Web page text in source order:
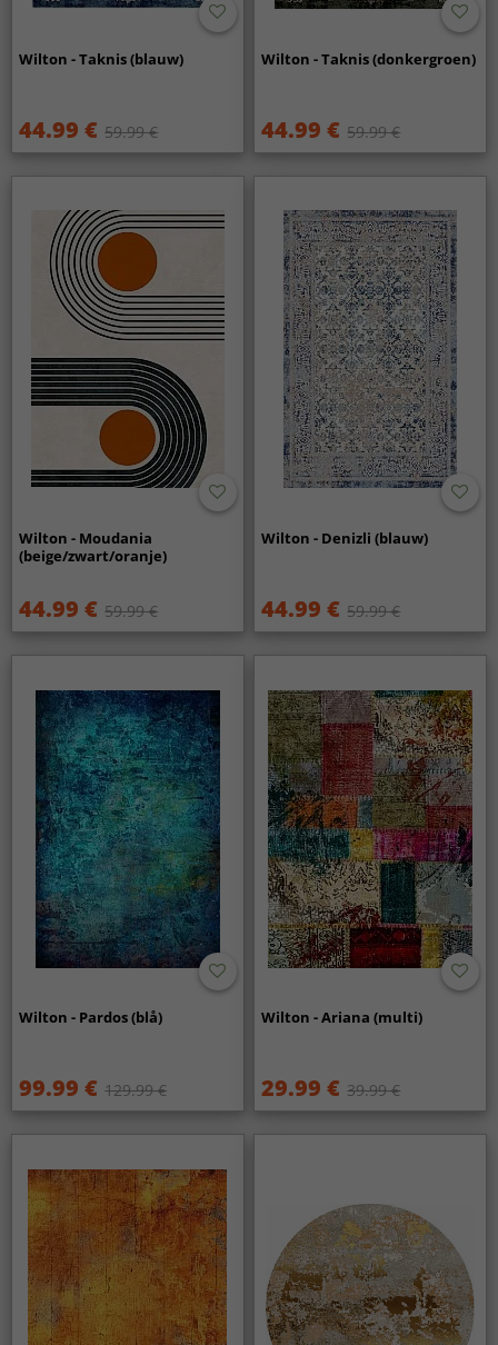
Wilton - Taknis (blauw)
44.99 € 59.99 €
Wilton - Taknis (donkergroen)
44.99 € 59.99 €
Wilton - Moudania
(beige/zwart/oranje)
44.99 € 59.99 €
Wilton - Denizli (blauw)
44.99 € 59.99 €
Wilton - Pardos (blå)
99.99 € 129.99 €
Wilton - Ariana (multi)
29.99 € 39.99 €